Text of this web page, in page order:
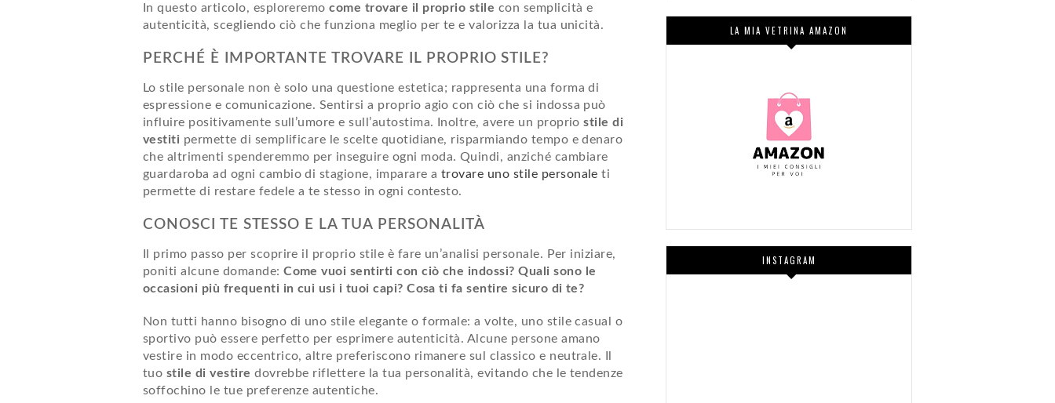
In questo articolo, esploreremocome trovare il proprio stile con semplicità e
autenticità, scegliendo ciò che funziona meglio per te e valorizza la tua unicità.
PERCHÉ È IMPORTANTE TROVARE IL PROPRIO STILE?
Lo stile personale non è solo una questione estetica; rappresenta una forma di
espressione e comunicazione. Sentirsi a proprio agio con ciò che si indossa può
influire positivamente sull’umore e sull’autostima. Inoltre, avere un propriostile di
vestiti permette di semplificare le scelte quotidiane, risparmiando tempo e denaro
che altrimenti spenderemmo per inseguire ogni moda. Quindi, anziché cambiare
guardaroba ad ogni cambio di stagione, imparare atrovare uno stile personale ti
permette di restare fedele a te stesso in ogni contesto.
CONOSCI TE STESSO E LA TUA PERSONALITÀ
Il primo passo per scoprire il proprio stile è fare un’analisi personale. Per iniziare,
poniti alcune domande:Come vuoi sentirti con ciò che indossi? Quali sono le
occasioni più frequenti in cui usi i tuoi capi? Cosa ti fa sentire sicuro di te?
Non tutti hanno bisogno di uno stile elegante o formale: a volte, uno stile casual o
sportivo può essere perfetto per esprimere autenticità. Alcune persone amano
vestire in modo eccentrico, altre preferiscono rimanere sul classico e neutrale. Il
tuo stile di vestire dovrebbe riflettere la tua personalità, evitando che le tendenze
soffochino le tue preferenze autentiche.
LA MIA VETRINA AMAZON
INSTAGRAM